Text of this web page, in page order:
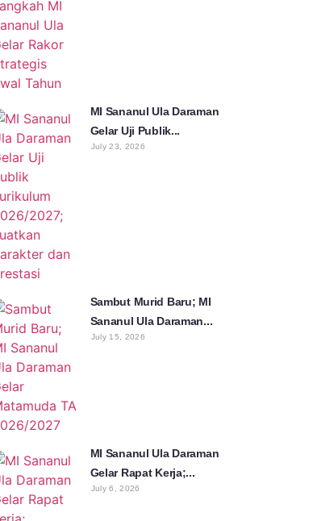
MI Sananul Ula Daraman
Gelar Uji Publik...
July 23, 2026
Sambut Murid Baru; MI
Sananul Ula Daraman...
July 15, 2026
MI Sananul Ula Daraman
Gelar Rapat Kerja;...
July 6, 2026